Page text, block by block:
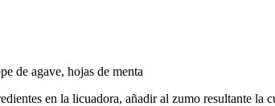
de agave, hojas de menta
en la licuadora, añadir al zumo resultante la